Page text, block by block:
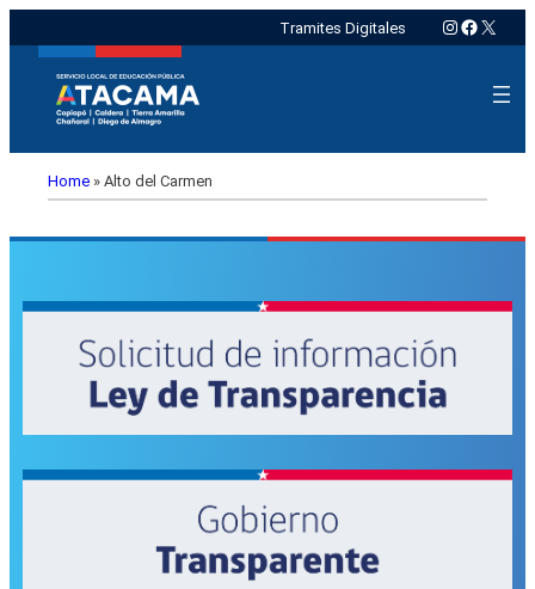
Tramites Digitales Instagram
X
Home » Alto del Carmen